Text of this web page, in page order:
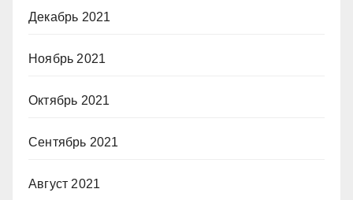
Декабрь 2021
Ноябрь 2021
Октябрь 2021
Сентябрь 2021
Август 2021